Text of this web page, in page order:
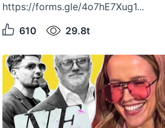
https://forms.gle/4o7hE7Xug1...
610
29.8t